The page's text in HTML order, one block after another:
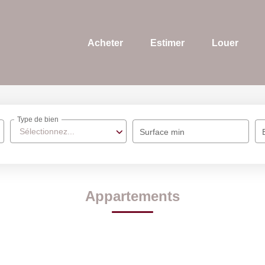
Acheter Estimer Louer
Sélectionnez...
Type de bien
Surface min
Appartements